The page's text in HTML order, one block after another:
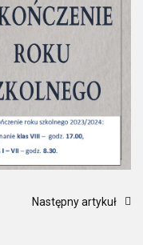
Następny artykuł